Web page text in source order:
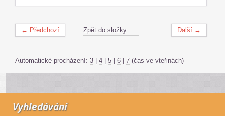
← Předchozí Další →
Zpět do složky
Automatické procházení: 3 4 5 6 7 (čas ve vteřinách)
Vyhledávání